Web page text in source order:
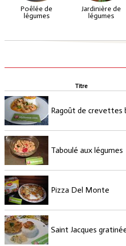
Poêlée de
légumes
Jardinière de
légumes
Titre
Ragoût de crevettes
Taboulé aux légumes
Pizza Del Monte
Saint Jacques